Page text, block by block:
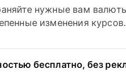
нужные вам
изменения курсов.
бесплатно, без